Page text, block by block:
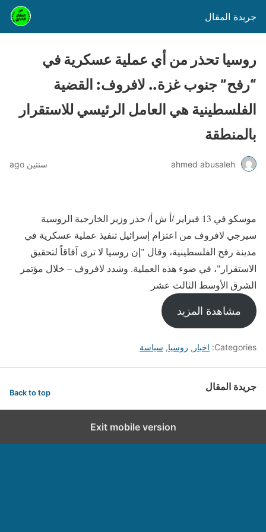
جريدة المقال
روسيا تحذر من أي عملية عسكرية في
“رفح” جنوب غزة.. لافروف: القضية
الفلسطينية هي العامل الرئيسي للاستقرار
بالمنطقة
ahmed abusaleh سنتين ago
موسكو في 13 فبراير /أ ش أ/ حذر وزير الخارجية الروسية
سيرجي لافروف من اعتزام إسرائيل تنفيذ عملية عسكرية في
مدينة رفح الفلسطينية، وقال "إن روسيا لا ترى آفاقاً لتحقيق
الاستقرار"، في ضوء هذه العملية. وشدد لافروف – خلال مؤتمر
الشرق الأوسط الثالث عشر
مشاهدة المزيد
Categories: اخبار , روسيا, سياسة
جريدة المقال Back to top
Exit mobile version